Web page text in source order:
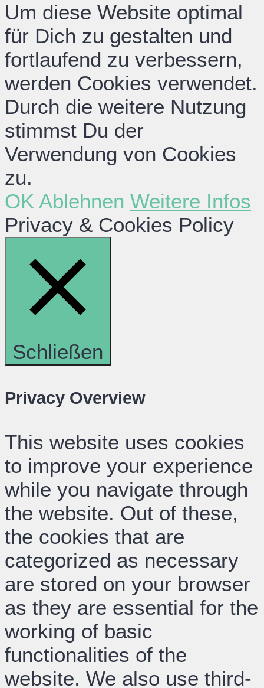
Um diese Website optimal
für Dich zu gestalten und
fortlaufend zu verbessern,
werden Cookies verwendet.
Durch die weitere Nutzung
stimmst Du der
Verwendung von Cookies
zu.
OK Ablehnen Weitere Infos
Privacy & Cookies Policy
Schließen
Privacy Overview
This website uses cookies
to improve your experience
while you navigate through
the website. Out of these,
the cookies that are
categorized as necessary
are stored on your browser
as they are essential for the
working of basic
functionalities of the
website. We also use third-